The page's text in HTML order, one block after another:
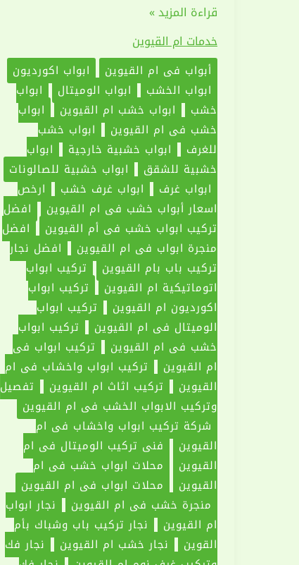
تركيب
ابواب
خشب
في
ام
القيوين
|0551030094|
تفصيل
ابواب
قراءة المزيد »
خدمات ام القيوين
أبواب في ام القيوين
ابواب اكورديون
ابواب الخشب
ابواب الوميتال
ابواب
خشب
ابواب خشب ام القيوين
ابواب
خشب في ام القيوين
ابواب خشب
للغرف
ابواب خشبية خارجية
ابواب
خشبية للشقق
ابواب خشبية للصالونات
ابواب غرف
ابواب غرف خشب
ارخص
اسعار أبواب خشب في ام القيوين
افضل
تركيب ابواب خشب في أم القيوين
افضل
منجرة ابواب في ام القيوين
افضل نجار
تركيب باب بام القيوين
تركيب ابواب
اتوماتيكية ام القيوين
تركيب ابواب
اكورديون ام القيوين
تركيب ابواب
الوميتال في ام القيوين
تركيب ابواب
خشب في ام القيوين
تركيب ابواب في
ام القيوين
تركيب ابواب واخشاب في ام
القيوين
تركيب اثاث ام القيوين
تفصيل
وتركيب الابواب الخشب في ام القيوين
شركة تركيب ابواب واخشاب في ام
القيوين
فني تركيب الوميتال في ام
القيوين
محلات ابواب خشب في ام
القيوين
محلات ابواب في ام القيوين
منجرة خشب فى ام القيوين
نجار ابواب
ام القيوين
نجار تركيب باب وشباك بأم
القوين
نجار خشب ام القيوين
نجار فك